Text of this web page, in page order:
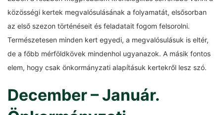
közösségi kertek megvalósulásának a folyamatát, elsősorban
az első szezon történéseit és feladatait fogom felsorolni.
Természetesen minden kert egyedi, a megvalósulásuk is eltér,
de a főbb mérföldkövek mindenhol ugyanazok. A másik fontos
elem, hogy csak önkormányzati alapításuk kertekről lesz szó.
December – Január.